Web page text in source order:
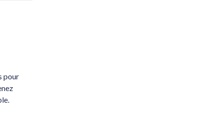
pour